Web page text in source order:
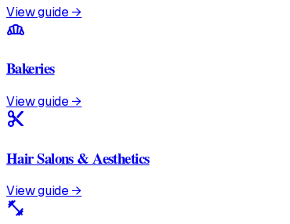
View guide →
bakery_dining
Bakeries
View guide →
content_cut
Hair Salons & Aesthetics
View guide →
fitness_center